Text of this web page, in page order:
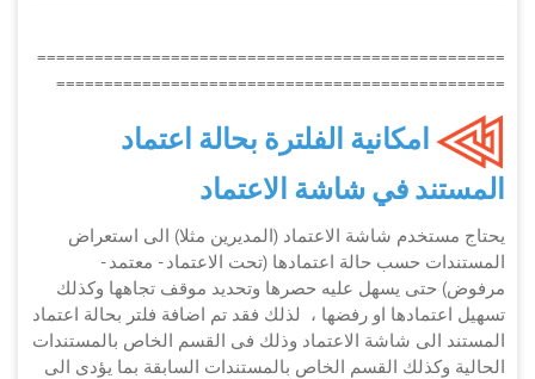
=================================================
===============================================
امكانية الفلترة بحالة اعتماد
المستند في شاشة الاعتماد
يحتاج مستخدم شاشة الاعتماد (المديرين مثلا) الى استعراض
المستندات حسب حالة اعتمادها (تحت الاعتماد - معتمد -
مرفوض) حتى يسهل عليه حصرها وتحديد موقف تجاهها وكذلك
تسهيل اعتمادها او رفضها ، لذلك فقد تم اضافة فلتر بحالة اعتماد
المستند الى شاشة الاعتماد وذلك فى القسم الخاص بالمستندات
الحالية وكذلك القسم الخاص بالمستندات السابقة بما يؤدى الى